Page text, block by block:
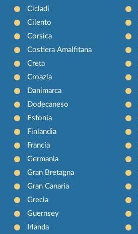
Cicladi
Cilento
Corsica
Costiera Amalfitana
Creta
Croazia
Danimarca
Dodecaneso
Estonia
Finlandia
Francia
Germania
Gran Bretagna
Gran Canaria
Grecia
Guernsey
Irlanda